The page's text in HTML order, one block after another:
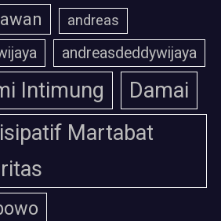
andreas
andreasdeddywijaya
Intimung
Damai
Martabat